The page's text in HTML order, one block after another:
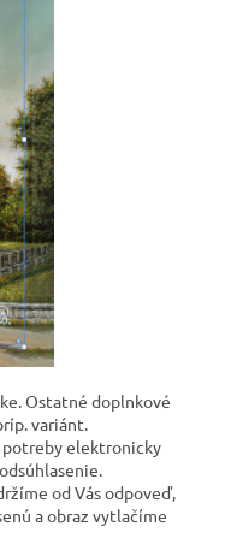
Ostatné doplnkové
variánt.
potreby elektronicky
od Vás odpoveď,
a obraz vytlačíme